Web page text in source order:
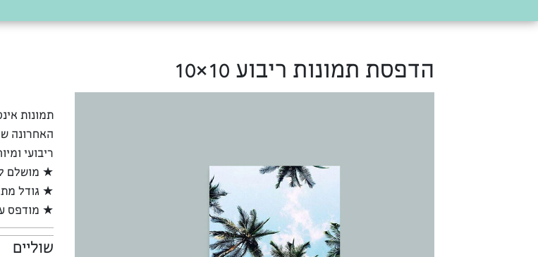
הדפסת תמונות ריבוע 10×10
תמונות
האחרונה
ריבועי
★ מושלם
★ גודל
★ מודפס
שוליים